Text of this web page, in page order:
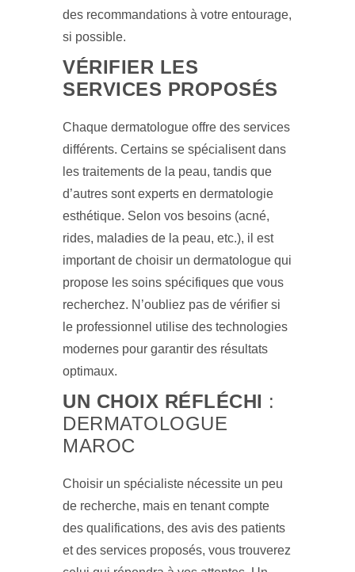
des recommandations à votre entourage,
si possible.
VÉRIFIER LES
SERVICES PROPOSÉS
Chaque dermatologue offre des services
différents. Certains se spécialisent dans
les traitements de la peau, tandis que
d’autres sont experts en dermatologie
esthétique. Selon vos besoins (acné,
rides, maladies de la peau, etc.), il est
important de choisir un dermatologue qui
propose les soins spécifiques que vous
recherchez. N’oubliez pas de vérifier si
le professionnel utilise des technologies
modernes pour garantir des résultats
optimaux.
UN CHOIX RÉFLÉCHI :
DERMATOLOGUE
MAROC
Choisir un spécialiste nécessite un peu
de recherche, mais en tenant compte
des qualifications, des avis des patients
et des services proposés, vous trouverez